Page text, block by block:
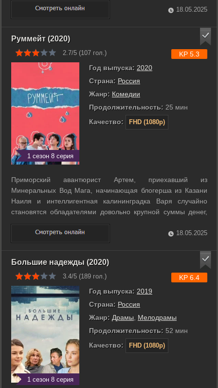
меняя по нескольку школ за год, окончательно утрачивает
контакт со сверстниками. Приехав в новый город, ...
18.05.2025
Руммейт (2020)
2.7/5 (107 гол.)
1 сезон 8 серия
Год выпуска: 2020
Страна: Россия
Жанр: Комедии
Продолжительность: 25 мин
Качество:
FHD (1080p)
KP 5.3
Приморский авантюрист Артем, приехавший из
Минеральных Вод Мага, начинающая блогерша из Казани
Наиля и интеллигентная калининградка Варя случайно
становятся обладателями довольно крупной суммы денег,
которая буквально падает на них из стены легендарной
высотки в центре Москвы. Но, как выясняется позже, и эти
«легкие» деньги по законам столицы ...
18.05.2025
Большие надежды (2020)
3.4/5 (189 гол.)
1 сезон 8 серия
Год выпуска: 2019
Страна: Россия
Жанр: Драмы, Мелодрамы
Продолжительность: 52 мин
Качество:
FHD (1080p)
KP 6.4